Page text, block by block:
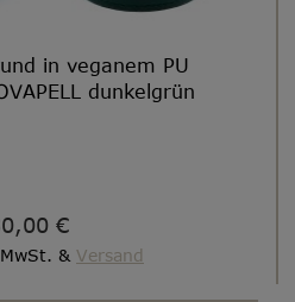
in veganem PU
dunkelgrün
€
& Versand